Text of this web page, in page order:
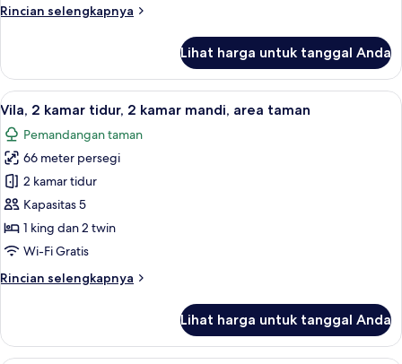
Bathrooms
Rincian selengkapnya
Rincian
Family
Suite,
2
2
Bathrooms
Lihat harga untuk tanggal Anda
Lihat
semua
foto
untuk
Vila,
2
kamar
tidur,
kamar
taman
Vila, 2 kamar tidur, 2 kamar mandi,
5
Vila, 2 kamar tidur, 2 kamar mandi, area taman
Pemandangan taman
66 meter persegi
2 kamar tidur
Kapasitas 5
1 king dan 2 twin
Wi-Fi Gratis
Rincian selengkapnya
Rincian
Vila,
Lihat harga untuk tanggal Anda